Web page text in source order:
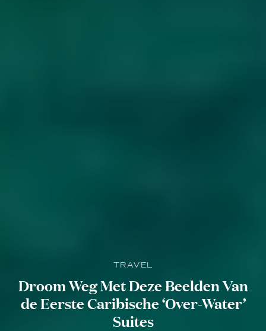
TRAVEL
Droom Weg Met Deze Beelden Van
de Eerste Caribische ‘Over-Water’
Suites